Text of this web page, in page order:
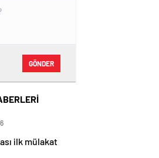
GÖNDER
ilk mülakat